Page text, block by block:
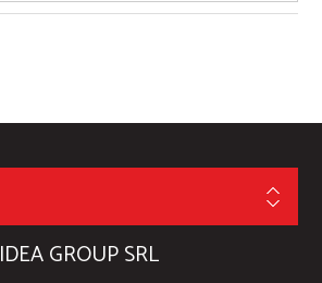
IDEA GROUP SRL